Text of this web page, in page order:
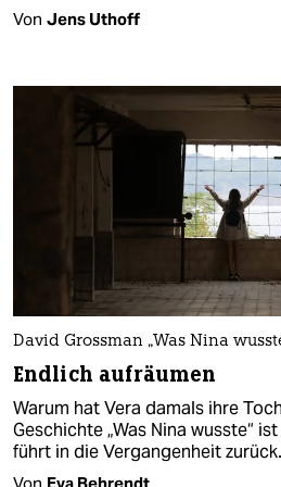
Von Jens Uthoff
David Grossman „Was Nina
Endlich aufräumen
Warum hat Vera damals ihre
Geschichte „Was Nina wusste“
führt in die Vergangenheit zurück.
Von Eva Behrendt